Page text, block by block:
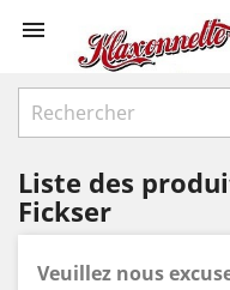

Liste des
Fickser
Veuillez nous